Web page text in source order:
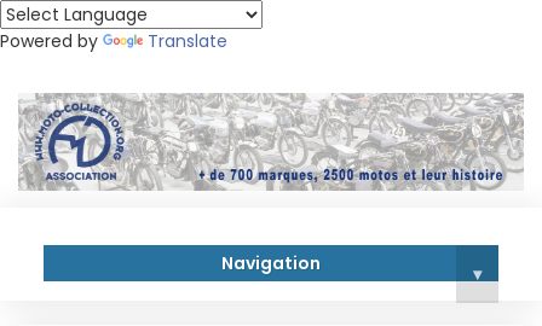
Powered by Translate
Navigation ▾